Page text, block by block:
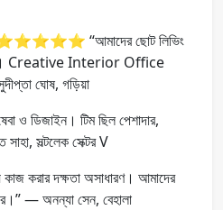
⭐⭐⭐⭐⭐ “আমাদের ছোট লিভিং
Creative Interior Office
ঘোষ, গড়িয়া
ডিজাইন। টিম ছিল পেশাদার,
সল্টলেক সেক্টর V
করার দক্ষতা অসাধারণ। আমাদের
— অনন্যা সেন, বেহালা